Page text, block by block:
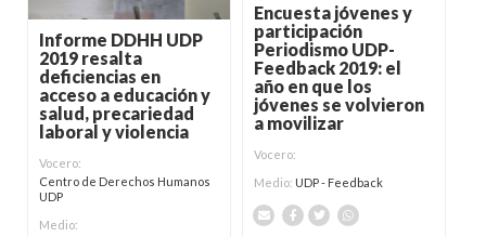
Encuesta jóvenes y
participación
Periodismo UDP-
Feedback 2019: el
año en que los
jóvenes se volvieron
a movilizar
Vocero:
Medio: UDP - Feedback
Informe DDHH UDP
2019 resalta
deficiencias en
acceso a educación y
salud, precariedad
laboral y violencia
Vocero:
Centro de Derechos Humanos
UDP
Medio: